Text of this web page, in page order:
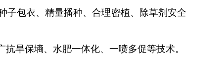
包衣、精量播种、合理密植、除草剂安全
旱保墒、水肥一体化、一喷多促等技术。